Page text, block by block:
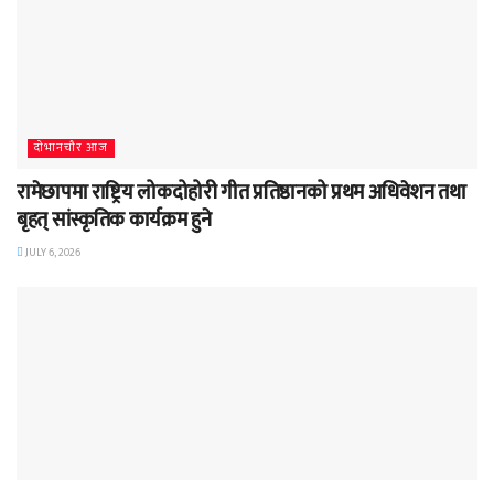
दाेभानचाैर आज
रामेछापमा राष्ट्रिय लोकदोहोरी गीत प्रतिष्ठानको प्रथम अधिवेशन तथा
बृहत् सांस्कृतिक कार्यक्रम हुने
JULY 6, 2026